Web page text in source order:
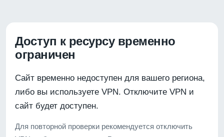
Доступ к ресурсу временно
ограничен
Сайт временно недоступен для вашего региона,
либо вы используете VPN. Отключите VPN и
сайт будет доступен.
Для повторной проверки рекомендуется отключить